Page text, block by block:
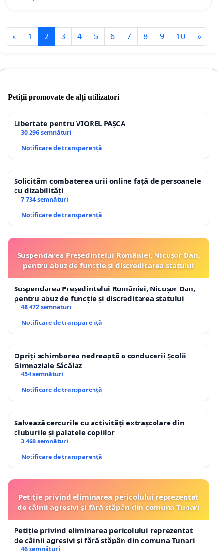
« 1 2 3 4 5 6 7 8 9 10 »
Petiții promovate de alți utilizatori
Libertate pentru VIOREL PAȘCA
30 296 semnături
Notificare de transparență
Solicităm combaterea urii online față de persoanele
cu dizabilități
7 734 semnături
Notificare de transparență
Suspendarea Președintelui României, Nicușor Dan,
pentru abuz de funcție și discreditarea statului
Suspendarea Președintelui României, Nicușor Dan,
pentru abuz de funcție și discreditarea statului
48 472 semnături
Notificare de transparență
Opriți schimbarea nedreaptă a conducerii Școlii
Gimnaziale Săcălaz
454 semnături
Notificare de transparență
Salvează cercurile cu activități extrașcolare din
cluburile și palatele copiilor
3 468 semnături
Notificare de transparență
Petiție privind eliminarea pericolului reprezentat
de câinii agresivi și fără stăpân din comuna Tunari
Petiție privind eliminarea pericolului reprezentat
de câinii agresivi și fără stăpân din comuna Tunari
46 semnături